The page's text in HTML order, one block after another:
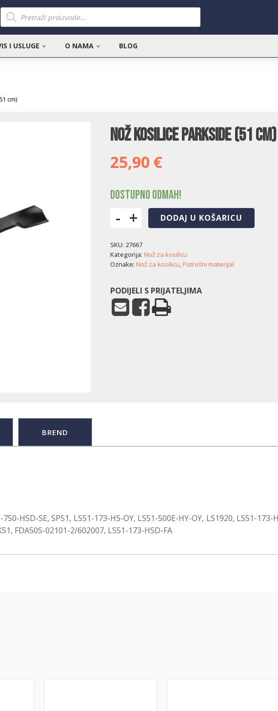
Products
search
I USLUGE O NAMA BLOG
cm)
Nož kosilice Parkside (51 cm)
25,90 €
Dostupno odmah!
-
Parkside
(51
cm)
+ DODAJ U KOŠARICU
SKU: 27667
Kategorija: Nož za kosilicu
Oznake: Nož za kosilicu,Potrošni materijal
PODIJELI S PRIJATELJIMA
BREND
HSD-SE, SP51, LS51-173-HS-OY, LS51-500E-HY-OY, LS1920, LS51-173-
FDA50S-02101-2/602007, LS51-173-HSD-FA